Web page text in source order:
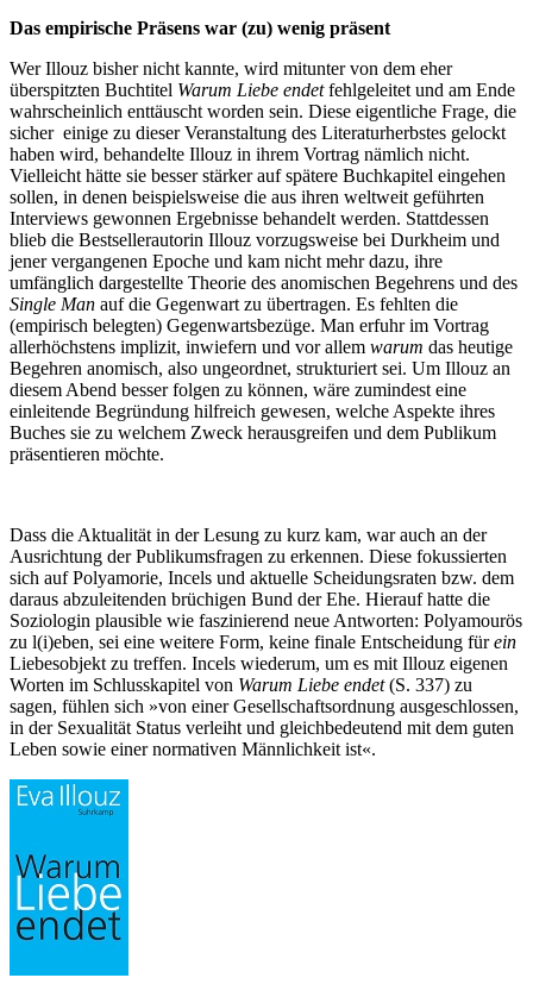
Das empirische Präsens war (zu) wenig präsent
Wer Illouz bisher nicht kannte, wird mitunter von dem eher
überspitzten Buchtitel Warum Liebe endetfehlgeleitet und am Ende
wahrscheinlich enttäuscht worden sein. Diese eigentliche Frage, die
sicher einige zu dieser Veranstaltung des Literaturherbstes gelockt
haben wird, behandelte Illouz in ihrem Vortrag nämlich nicht.
Vielleicht hätte sie besser stärker auf spätere Buchkapitel eingehen
sollen, in denen beispielsweise die aus ihren weltweit geführten
Interviews gewonnen Ergebnisse behandelt werden. Stattdessen
blieb die Bestsellerautorin Illouz vorzugsweise bei Durkheim und
jener vergangenen Epoche und kam nicht mehr dazu, ihre
umfänglich dargestellte Theorie des anomischen Begehrens und des
Single Man auf die Gegenwart zu übertragen. Es fehlten die
(empirisch belegten) Gegenwartsbezüge. Man erfuhr im Vortrag
allerhöchstens implizit, inwiefern und vor allem warum das heutige
Begehren anomisch, also ungeordnet, strukturiert sei. Um Illouz an
diesem Abend besser folgen zu können, wäre zumindest eine
einleitende Begründung hilfreich gewesen, welche Aspekte ihres
Buches sie zu welchem Zweck herausgreifen und dem Publikum
präsentieren möchte.
Dass die Aktualität in der Lesung zu kurz kam, war auch an der
Ausrichtung der Publikumsfragen zu erkennen. Diese fokussierten
sich auf Polyamorie, Incels und aktuelle Scheidungsraten bzw. dem
daraus abzuleitenden brüchigen Bund der Ehe. Hierauf hatte die
Soziologin plausible wie faszinierend neue Antworten: Polyamourös
zu l(i)eben, sei eine weitere Form, keine finale Entscheidung fürein
Liebesobjekt zu treffen. Incels wiederum, um es mit Illouz eigenen
Worten im Schlusskapitel von Warum Liebe endet(S. 337) zu
sagen, fühlen sich »von einer Gesellschaftsordnung ausgeschlossen,
in der Sexualität Status verleiht und gleichbedeutend mit dem guten
Leben sowie einer normativen Männlichkeit ist«.